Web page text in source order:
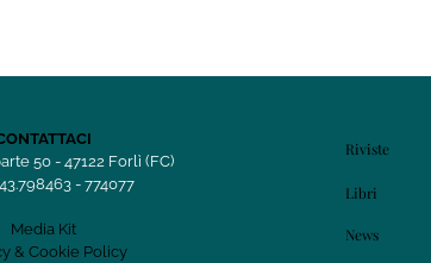
50 - 47122 Forlì (FC)
- 774077
Media Kit
& Cookie Policy
Riviste
Libri
News